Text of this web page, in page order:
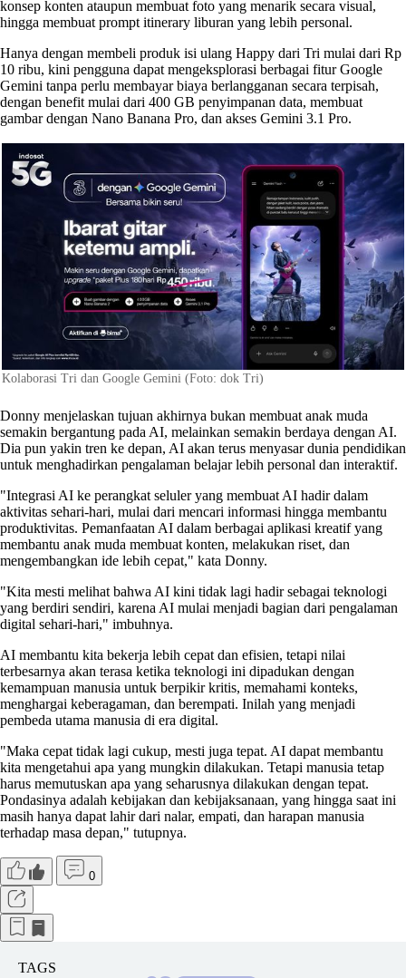
konsep konten ataupun membuat foto yang menarik secara visual,
hingga membuat prompt itinerary liburan yang lebih personal.
Hanya dengan membeli produk isi ulang Happy dari Tri mulai dari Rp
10 ribu, kini pengguna dapat mengeksplorasi berbagai fitur Google
Gemini tanpa perlu membayar biaya berlangganan secara terpisah,
dengan benefit mulai dari 400 GB penyimpanan data, membuat
gambar dengan Nano Banana Pro, dan akses Gemini 3.1 Pro.
Kolaborasi Tri dan Google Gemini (Foto: dok Tri)
Donny menjelaskan tujuan akhirnya bukan membuat anak muda
semakin bergantung pada AI, melainkan semakin berdaya dengan AI.
Dia pun yakin tren ke depan, AI akan terus menyasar dunia pendidikan
untuk menghadirkan pengalaman belajar lebih personal dan interaktif.
"Integrasi AI ke perangkat seluler yang membuat AI hadir dalam
aktivitas sehari-hari, mulai dari mencari informasi hingga membantu
produktivitas. Pemanfaatan AI dalam berbagai aplikasi kreatif yang
membantu anak muda membuat konten, melakukan riset, dan
mengembangkan ide lebih cepat," kata Donny.
"Kita mesti melihat bahwa AI kini tidak lagi hadir sebagai teknologi
yang berdiri sendiri, karena AI mulai menjadi bagian dari pengalaman
digital sehari-hari," imbuhnya.
AI membantu kita bekerja lebih cepat dan efisien, tetapi nilai
terbesarnya akan terasa ketika teknologi ini dipadukan dengan
kemampuan manusia untuk berpikir kritis, memahami konteks,
menghargai keberagaman, dan berempati. Inilah yang menjadi
pembeda utama manusia di era digital.
"Maka cepat tidak lagi cukup, mesti juga tepat. AI dapat membantu
kita mengetahui apa yang mungkin dilakukan. Tetapi manusia tetap
harus memutuskan apa yang seharusnya dilakukan dengan tepat.
Pondasinya adalah kebijakan dan kebijaksanaan, yang hingga saat ini
masih hanya dapat lahir dari nalar, empati, dan harapan manusia
terhadap masa depan," tutupnya.
0
TAGS